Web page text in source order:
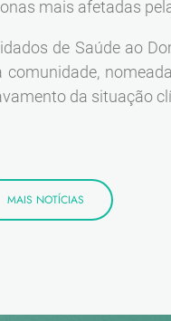
mais afetadas
de Saúde ao
da situação
MAIS NOTÍCIAS